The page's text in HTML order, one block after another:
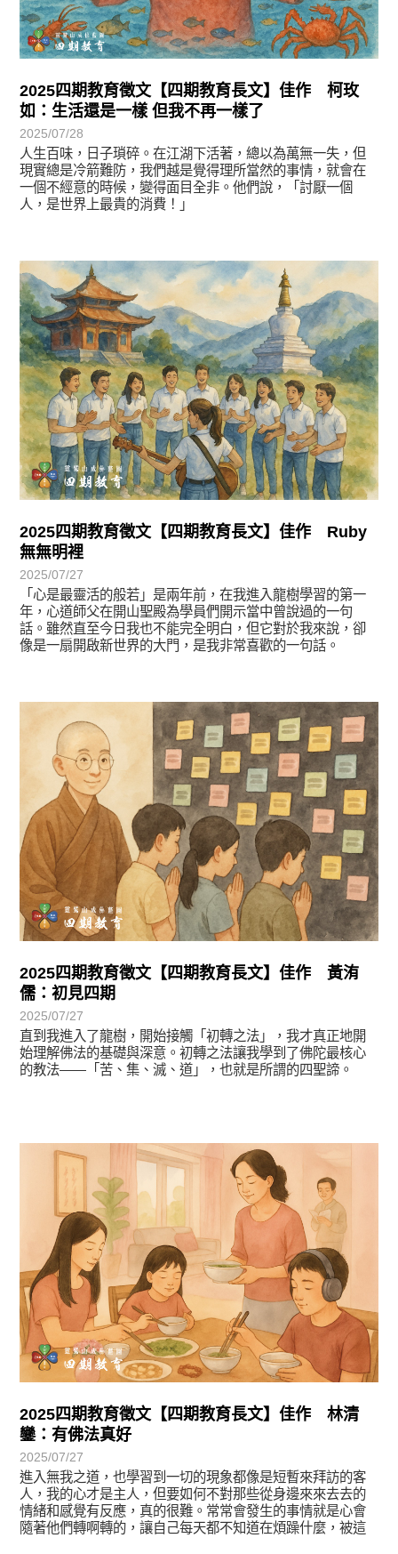
2025四期教育徵文【四期教育長文】佳作 柯玫
如：生活還是一樣 但我不再一樣了
2025/07/28
人生百味，日子瑣碎。在江湖下活著，總以為萬無一失，但
現實總是冷箭難防，我們越是覺得理所當然的事情，就會在
一個不經意的時候，變得面目全非。他們說，「討厭一個
人，是世界上最貴的消費！」
2025四期教育徵文【四期教育長文】佳作 Ruby
無無明裡
2025/07/27
「心是最靈活的般若」是兩年前，在我進入龍樹學習的第一
年，心道師父在開山聖殿為學員們開示當中曾說過的一句
話。雖然直至今日我也不能完全明白，但它對於我來說，卻
像是一扇開啟新世界的大門，是我非常喜歡的一句話。
徵文賞析
2025四期教育徵文【四期教育長文】佳作 黃洧
儒：初見四期
2025/07/27
直到我進入了龍樹，開始接觸「初轉之法」，我才真正地開
始理解佛法的基礎與深意。初轉之法讓我學到了佛陀最核心
的教法——「苦、集、滅、道」，也就是所謂的四聖諦。
徵文賞析
2025四期教育徵文【四期教育長文】佳作 林清
鑾：有佛法真好
2025/07/27
進入無我之道，也學習到一切的現象都像是短暫來拜訪的客
人，我的心才是主人，但要如何不對那些從身邊來來去去的
情緒和感覺有反應，真的很難。常常會發生的事情就是心會
隨著他們轉啊轉的，讓自己每天都不知道在煩躁什麼，被這